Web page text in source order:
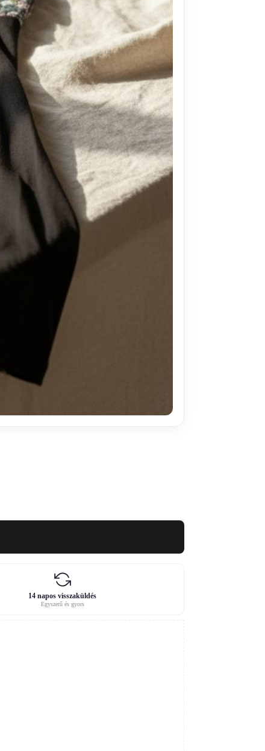
14 napos visszaküldés
Egyszerű és gyors